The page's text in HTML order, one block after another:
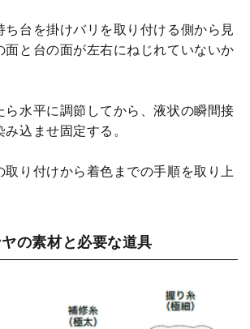
ち台を掛けバリを取り付ける側から見
面と台の面が左右にねじれていないか
ら水平に調節してから、液状の瞬間接
込ませ固定する。
取り付けから着色までの手順を取り上
の素材と必要な道具